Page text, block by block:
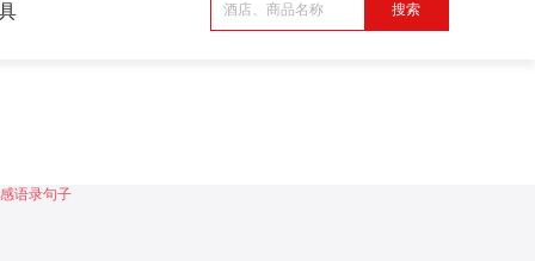
语录句子